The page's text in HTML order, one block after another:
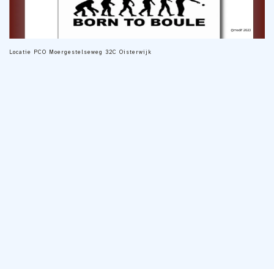
Locatie PCO Moergestelseweg 32C Oisterwijk